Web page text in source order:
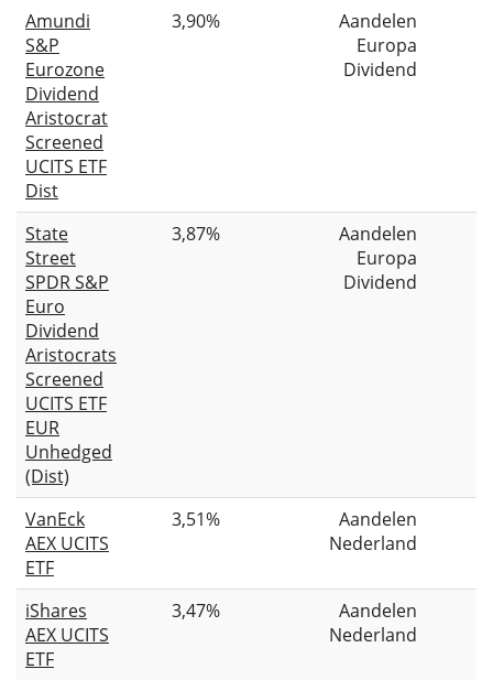
Amundi
S&P
Eurozone
Dividend
Aristocrat
Screened
UCITS ETF
Dist
3,90%
Aandelen
Europa
Dividend
State
Street
SPDR S&P
Euro
Dividend
Aristocrats
Screened
UCITS ETF
EUR
Unhedged
(Dist)
3,87%
Aandelen
Europa
Dividend
VanEck
AEX UCITS
ETF
3,51%
Aandelen
Nederland
iShares
AEX UCITS
ETF
3,47%
Aandelen
Nederland